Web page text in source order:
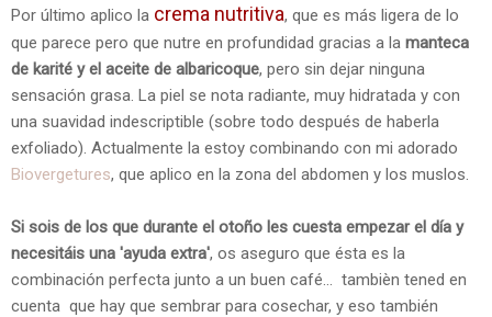
Por último aplico la crema nutritiva, que es más ligera de lo
que parece pero que nutre en profundidad gracias a la manteca
de karité y el aceite de albaricoque, pero sin dejar ninguna
sensación grasa. La piel se nota radiante, muy hidratada y con
una suavidad indescriptible (sobre todo después de haberla
exfoliado). Actualmente la estoy combinando con mi adorado
Biovergetures, que aplico en la zona del abdomen y los muslos.
Si sois de los que durante el otoño les cuesta empezar el día y
necesitáis una 'ayuda extra', os aseguro que ésta es la
combinación perfecta junto a un buen café... tambièn tened en
cuenta que hay que sembrar para cosechar, y eso también